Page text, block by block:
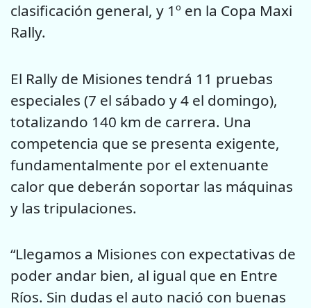
clasificación general, y 1º en la Copa Maxi
Rally.
El Rally de Misiones tendrá 11 pruebas
especiales (7 el sábado y 4 el domingo),
totalizando 140 km de carrera. Una
competencia que se presenta exigente,
fundamentalmente por el extenuante
calor que deberán soportar las máquinas
y las tripulaciones.
“Llegamos a Misiones con expectativas de
poder andar bien, al igual que en Entre
Ríos. Sin dudas el auto nació con buenas